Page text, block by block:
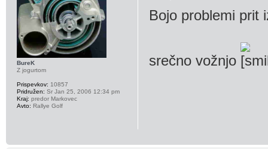
Bojo problemi prit
srečno vožnjo
BureK
Z jogurtom
Prispevkov: 10857
Pridružen: Sr Jan 25, 2006 12:34 pm
Kraj: predor Markovec
Avto: Rallye Golf